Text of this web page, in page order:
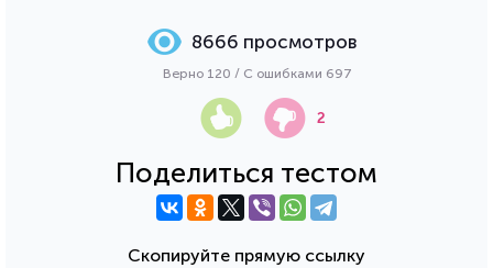
Поделиться тестом
Скопируйте прямую ссылку
8666 просмотров
Верно 120 / С ошибками 697
2